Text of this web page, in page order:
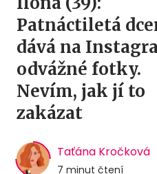
Patnáctiletá
dává na
odvážné fotky.
Nevím, jak jí to
zakázat
Taťána Kročková
7 minut čtení